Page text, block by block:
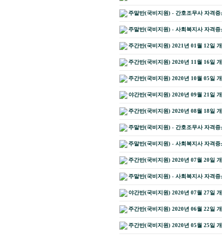
주말반(국비지원) - 간호조무사 자격
주말반(국비지원) - 사회복지사 자격
주간반(국비지원) 2021년 01월 12일
주간반(국비지원) 2020년 11월 16일
주간반(국비지원) 2020년 10월 05일
야간반(국비지원) 2020년 09월 21일
주간반(국비지원) 2020년 08월 18일
주말반(국비지원) - 간호조무사 자격
주말반(국비지원) - 사회복지사 자격
주간반(국비지원) 2020년 07월 20일
주말반(국비지원) - 사회복지사 자격
야간반(국비지원) 2020년 07월 27일
주간반(국비지원) 2020년 06월 22일
주간반(국비지원) 2020년 05월 25일